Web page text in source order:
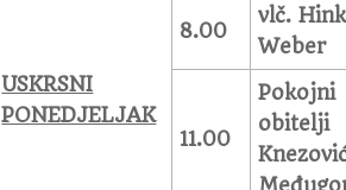
USKRSNI
PONEDJELJAK
8.00
vlč.
Weber
11.00
Pokojni
obitelji